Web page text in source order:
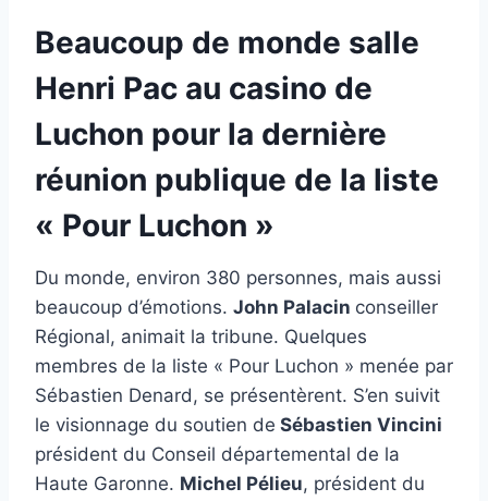
Beaucoup de monde salle
Henri Pac au casino de
Luchon pour la dernière
réunion publique de la liste
« Pour Luchon »
Du monde, environ 380 personnes, mais aussi
beaucoup d’émotions. John Palacin conseiller
Régional, animait la tribune. Quelques
membres de la liste « Pour Luchon » menée par
Sébastien Denard, se présentèrent. S’en suivit
le visionnage du soutien de Sébastien Vincini
président du Conseil départemental de la
Haute Garonne. Michel Pélieu, président du